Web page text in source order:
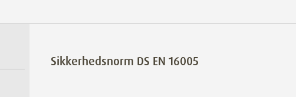
Sikkerhedsnorm DS EN 16005